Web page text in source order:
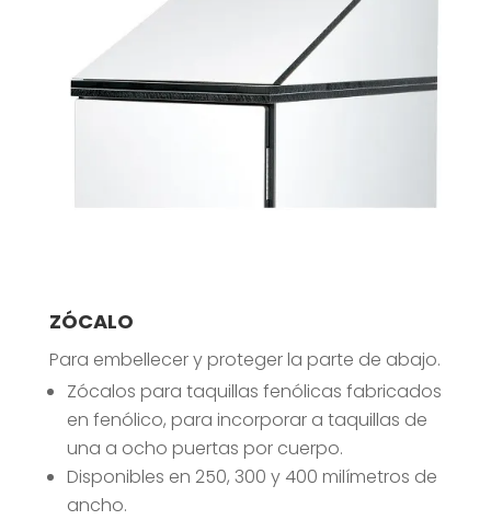
ZÓCALO
Para embellecer y proteger la parte de abajo.
Zócalos para taquillas fenólicas fabricados
en fenólico, para incorporar a taquillas de
una a ocho puertas por cuerpo.
Disponibles en 250, 300 y 400 milímetros de
ancho.